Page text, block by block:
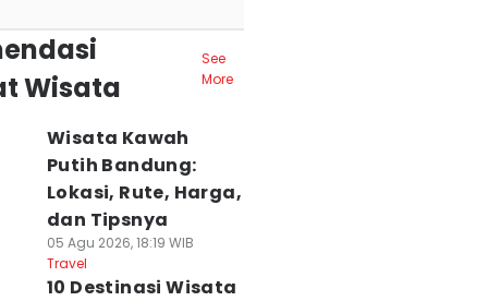
Wisata
See
More
Wisata Kawah
Putih Bandung:
Lokasi, Rute, Harga,
dan Tipsnya
05 Agu 2026, 18:19 WIB
Travel
10 Destinasi Wisata